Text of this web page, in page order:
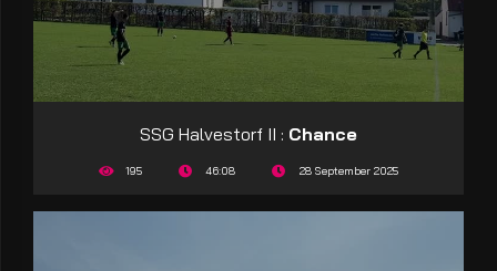
SSG Halvestorf II : Chance
195 46:08 28 September 2025